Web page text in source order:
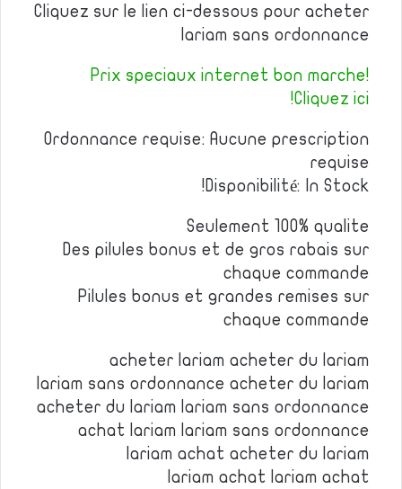
Cliquez sur le lien ci-dessous pour acheter
lariam sans ordonnance
Prix speciaux internet bon marche!
Cliquez ici!
Ordonnance requise: Aucune prescription
requise
Disponibilité: In Stock!
Seulement 100% qualite
Des pilules bonus et de gros rabais sur
chaque commande
Pilules bonus et grandes remises sur
chaque commande
acheter lariam acheter du lariam
lariam sans ordonnance acheter du lariam
acheter du lariam lariam sans ordonnance
achat lariam lariam sans ordonnance
lariam achat acheter du lariam
lariam achat lariam achat